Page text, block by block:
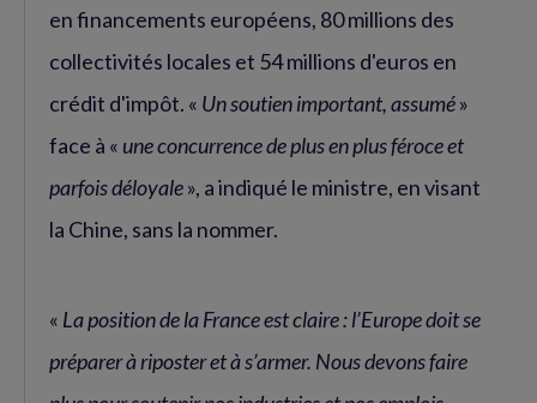
en financements européens, 80 millions des
collectivités locales et 54 millions d'euros en
crédit d'impôt. « Un soutien important, assumé»
face à « une concurrence de plus en plus féroce et
parfois déloyale», a indiqué le ministre, en visant
la Chine, sans la nommer.
« La position de la France est claire : l’Europe doit se
préparer à riposter et à s’armer. Nous devons faire